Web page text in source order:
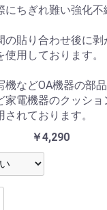
にちぎれ難い強化不
の貼り合わせ後に剥
用しております。
機などOA機器の部
家電機器のクッシ
れております。
￥4,290